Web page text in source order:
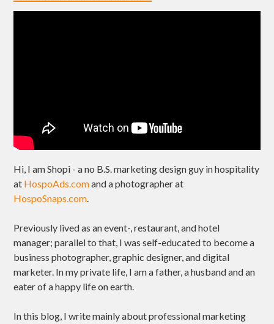
Hi, I am Shopi - a no B.S. marketing design guy in hospitality
at HospoAds.comand a photographer at
HospoSnaps.com.
Previously lived as an event-, restaurant, and hotel
manager; parallel to that, I was self-educated to become a
business photographer, graphic designer, and digital
marketer. In my private life, I am a father, a husband and an
eater of a happy life on earth.
In this blog, I write mainly about professional marketing